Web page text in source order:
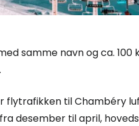
samme navn og ca.
til Chambéry
desember til april,